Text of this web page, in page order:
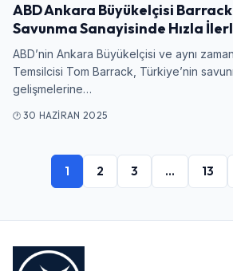
ABD Ankara Büyükelçisi
Savunma Sanayisinde Hızla
ABD’nin Ankara Büyükelçisi ve aynı
Temsilcisi Tom Barrack, Türkiye’nin
gelişmelerine…
30 HAZIRAN 2025
1 2 3 … 13